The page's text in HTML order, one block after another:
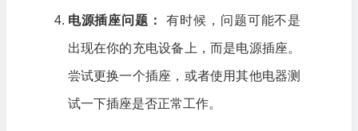
电源插座问题： 有时候，问题可能不是
出现在你的充电设备上，而是电源插座。
尝试更换一个插座，或者使用其他电器测
试一下插座是否正常工作。